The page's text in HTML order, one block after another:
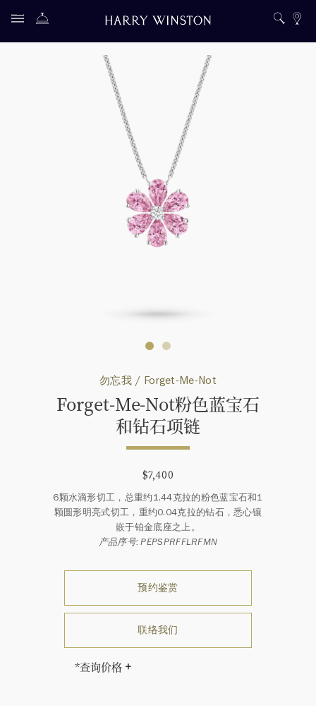
勿忘我 / Forget-Me-Not
Forget-Me-Not粉色蓝宝石
和钻石项链
$7,400
6颗水滴形切工，总重约1.44克拉的粉色蓝宝石和1
颗圆形明亮式切工，重约0.04克拉的钻石，悉心镶
嵌于铂金底座之上。
产品序号: PEPSPRFFLRFMN
预约鉴赏
联络我们
*查询价格